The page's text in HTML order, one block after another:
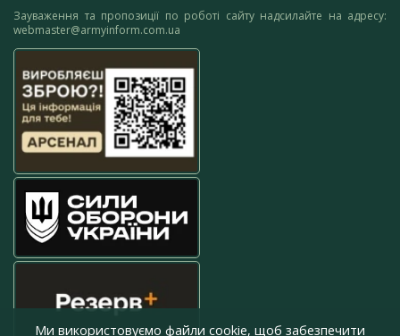
Зауваження та пропозиції по роботі сайту надсилайте на адресу:
webmaster@armyinform.com.ua
Ми використовуємо файли cookie, щоб забезпечити